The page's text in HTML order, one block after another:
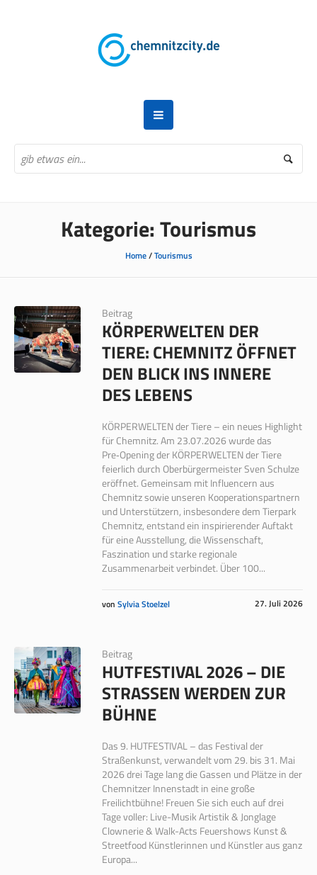
Kategorie:Tourismus
Home/Tourismus
Beitrag
KÖRPERWELTEN DER
TIERE: CHEMNITZ ÖFFNET
DEN BLICK INS INNERE
DES LEBENS
KÖRPERWELTEN der Tiere – ein neues Highlight
für Chemnitz. Am 23.07.2026 wurde das
Pre‑Opening der KÖRPERWELTEN der Tiere
feierlich durch Oberbürgermeister Sven Schulze
eröffnet. Gemeinsam mit Influencern aus
Chemnitz sowie unseren Kooperationspartnern
und Unterstützern, insbesondere dem Tierpark
Chemnitz, entstand ein inspirierender Auftakt
für eine Ausstellung, die Wissenschaft,
Faszination und starke regionale
Zusammenarbeit verbindet. Über 100...
27. Juli 2026
von Sylvia Stoelzel
Beitrag
HUTFESTIVAL 2026 – DIE
STRASSEN WERDEN ZUR B
ÜHNE
Das 9. HUTFESTIVAL – das Festival der
Straßenkunst, verwandelt vom 29. bis 31. Mai
2026 drei Tage lang die Gassen und Plätze in der
Chemnitzer Innenstadt in eine große
Freilichtbühne! Freuen Sie sich euch auf drei
Tage voller: Live-Musik Artistik & Jonglage
Clownerie & Walk-Acts Feuershows Kunst &
Streetfood Künstlerinnen und Künstler aus ganz
Europa...